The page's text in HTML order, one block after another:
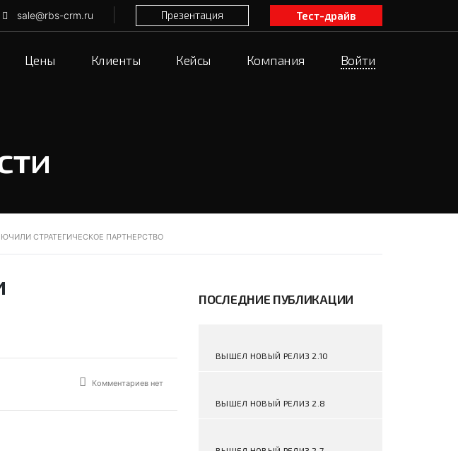
sale@rbs-crm.ru Презентация Тест-драйв
Цены Клиенты Кейсы Компания Войти
СТРАТЕГИЧЕСКОЕ ПАРТНЕРСТВО
Комментариев нет
ПОСЛЕДНИЕ ПУБЛИКАЦИИ
ВЫШЕЛ НОВЫЙ РЕЛИЗ 2.10
ВЫШЕЛ НОВЫЙ РЕЛИЗ 2.8